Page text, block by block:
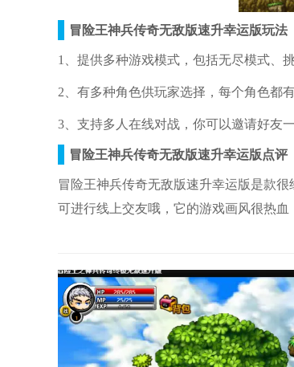
冒险王神兵传奇无敌版速升幸运版玩法
1、提供多种游戏模式，包括无尽模式、
2、有多种角色供玩家选择，每个角色都
3、支持多人在线对战，你可以邀请好友
冒险王神兵传奇无敌版速升幸运版点评
冒险王神兵传奇无敌版速升幸运版是款
可进行线上交友哦，它的游戏画风很热血